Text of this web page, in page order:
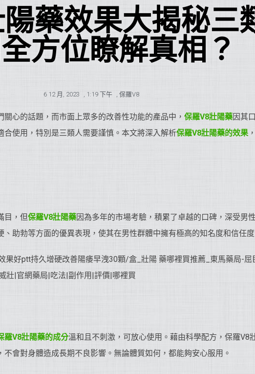
藥效果大揭秘三
方位瞭解真相？
6 12 月, 2023 , 1:19 下午 , 保羅V8
心的話題，而市面上眾多的改善性功能的產品中， 保羅V8壯陽藥因其
合使用，特別是三類人需要謹慎。本文將深入解析保羅V8壯陽藥的效果
目，但保羅V8壯陽藥因為多年的市場考驗，積累了卓越的口碑，深受男
助勃等方面的優異表現，使其在男性群體中擁有極高的知名度和信任度
羅V8壯陽藥的成分溫和且不刺激，可放心使用。藉由科學配方，保羅V8
會對身體造成長期不良影響。無論體質如何，都能夠安心服用。